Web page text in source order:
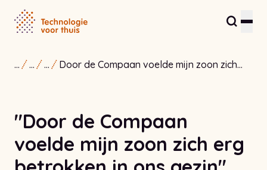
Residents and care providers
Healthcare Innovation Hub
About us
... ... ...
Door de Compaan voelde mijn zoon zich
"Door de Compaan
voelde mijn zoon zich erg